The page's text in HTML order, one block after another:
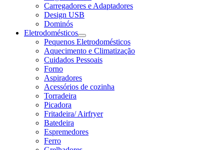
Carregadores e Adaptadores
Design USB
Dominós
Eletrodomésticos
Pequenos Eletrodomésticos
Aquecimento e Climatização
Cuidados Pessoais
Forno
Aspiradores
Acessórios de cozinha
Torradeira
Picadora
Fritadeira/ Airfryer
Batedeira
Espremedores
Ferro